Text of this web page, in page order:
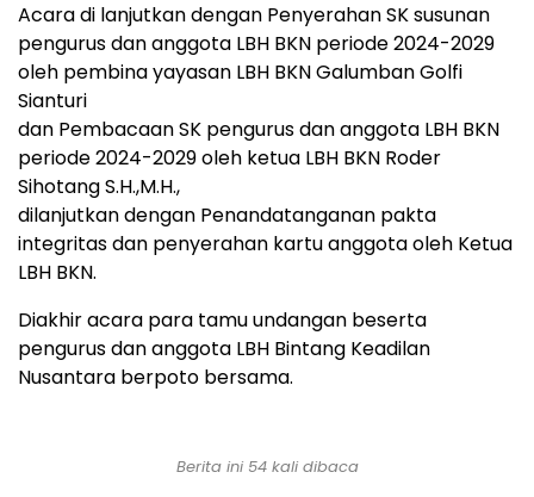
Acara di lanjutkan dengan Penyerahan SK susunan
pengurus dan anggota LBH BKN periode 2024-2029
oleh pembina yayasan LBH BKN Galumban Golfi
Sianturi
dan Pembacaan SK pengurus dan anggota LBH BKN
periode 2024-2029 oleh ketua LBH BKN Roder
Sihotang S.H.,M.H.,
dilanjutkan dengan Penandatanganan pakta
integritas dan penyerahan kartu anggota oleh Ketua
LBH BKN.
Diakhir acara para tamu undangan beserta
pengurus dan anggota LBH Bintang Keadilan
Nusantara berpoto bersama.
Berita ini 54 kali dibaca